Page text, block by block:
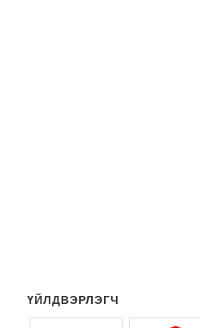
ҮЙЛДВЭРЛЭГЧ